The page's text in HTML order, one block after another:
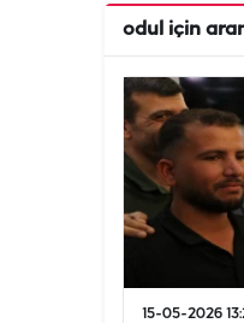
odul için
15-05-2026